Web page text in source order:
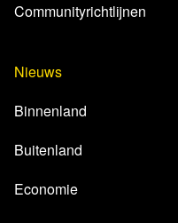
Communityrichtlijnen
Nieuws
Binnenland
Buitenland
Economie